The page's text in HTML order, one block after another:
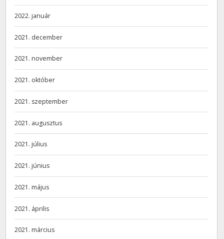
2022. január
2021. december
2021. november
2021. október
2021. szeptember
2021. augusztus
2021. július
2021. június
2021. május
2021. április
2021. március